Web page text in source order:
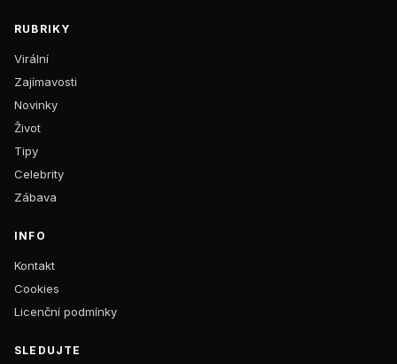
RUBRIKY
Virální
Zajímavosti
Novinky
Život
Tipy
Celebrity
Zábava
INFO
Kontakt
Cookies
Licenční podmínky
SLEDUJTE